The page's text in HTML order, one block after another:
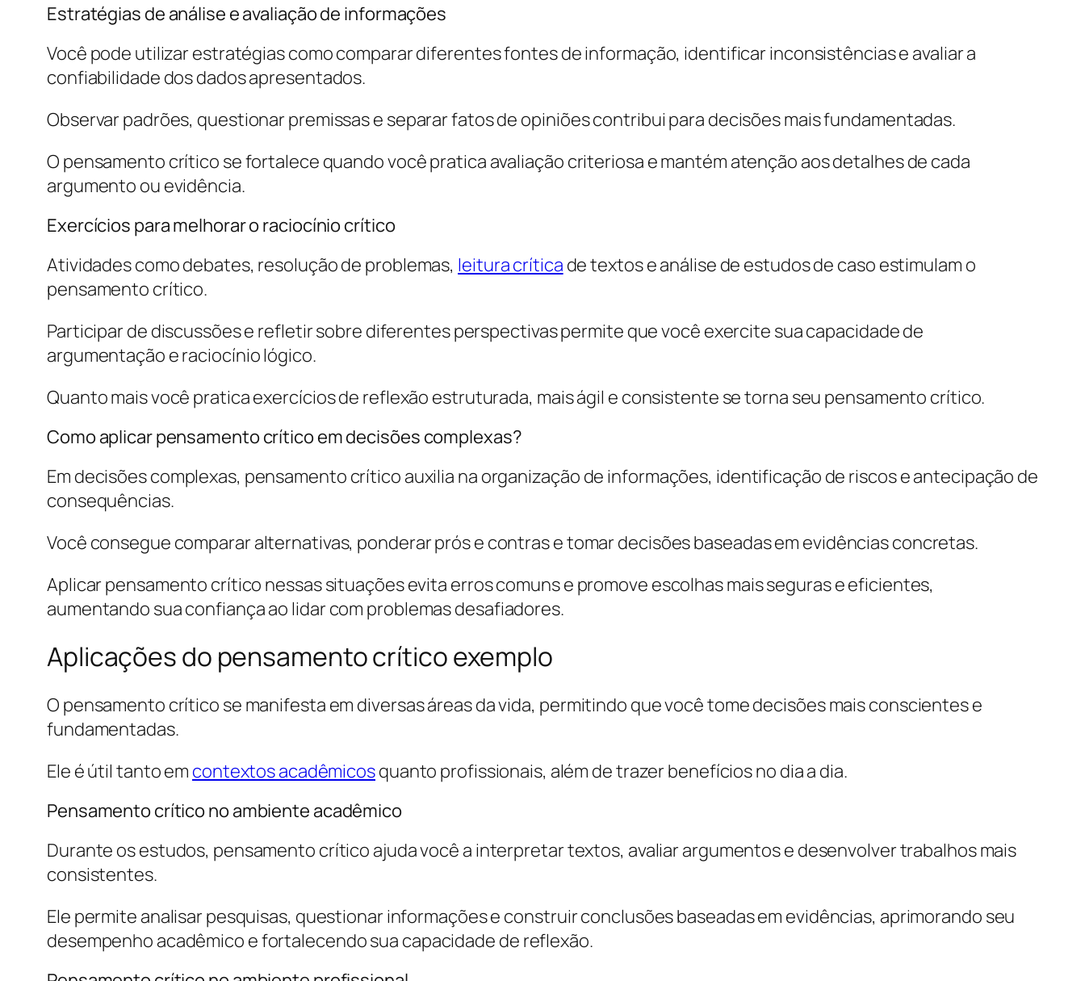
Estratégias de análise e avaliação de informações
Você pode utilizar estratégias como comparar diferentes fontes de informação, identificar inconsistências e avaliar a
confiabilidade dos dados apresentados.
Observar padrões, questionar premissas e separar fatos de opiniões contribui para decisões mais fundamentadas.
O pensamento crítico se fortalece quando você pratica avaliação criteriosa e mantém atenção aos detalhes de cada
argumento ou evidência.
Exercícios para melhorar o raciocínio crítico
Atividades como debates, resolução de problemas, leitura crítica de textos e análise de estudos de caso estimulam o
pensamento crítico.
Participar de discussões e refletir sobre diferentes perspectivas permite que você exercite sua capacidade de
argumentação e raciocínio lógico.
Quanto mais você pratica exercícios de reflexão estruturada, mais ágil e consistente se torna seu pensamento crítico.
Como aplicar pensamento crítico em decisões complexas?
Em decisões complexas, pensamento crítico auxilia na organização de informações, identificação de riscos e antecipação de
consequências.
Você consegue comparar alternativas, ponderar prós e contras e tomar decisões baseadas em evidências concretas.
Aplicar pensamento crítico nessas situações evita erros comuns e promove escolhas mais seguras e eficientes,
aumentando sua confiança ao lidar com problemas desafiadores.
Aplicações do pensamento crítico exemplo
O pensamento crítico se manifesta em diversas áreas da vida, permitindo que você tome decisões mais conscientes e
fundamentadas.
Ele é útil tanto em contextos acadêmicosquanto profissionais, além de trazer benefícios no dia a dia.
Pensamento crítico no ambiente acadêmico
Durante os estudos, pensamento crítico ajuda você a interpretar textos, avaliar argumentos e desenvolver trabalhos mais
consistentes.
Ele permite analisar pesquisas, questionar informações e construir conclusões baseadas em evidências, aprimorando seu
desempenho acadêmico e fortalecendo sua capacidade de reflexão.